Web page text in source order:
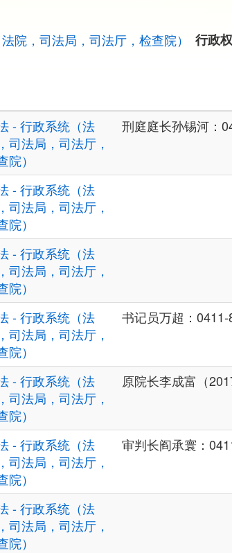
院，司法局，司法厅，检查院） 行政
- 行政系统（法
司法局，司法厅，
院）
刑庭庭长孙锡河：
- 行政系统（法
司法局，司法厅，
院）
- 行政系统（法
司法局，司法厅，
院）
- 行政系统（法
司法局，司法厅，
院）
书记员万超：
- 行政系统（法
司法局，司法厅，
院）
原院长李成富（
- 行政系统（法
司法局，司法厅，
院）
审判长阎承寰：
- 行政系统（法
司法局，司法厅，
院）